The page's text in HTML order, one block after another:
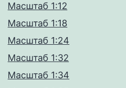
Масштаб 1:12
Масштаб 1:18
Масштаб 1:24
Масштаб 1:32
Масштаб 1:34